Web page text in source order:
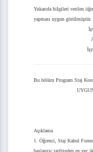
Teslim Tutanağı
Yukarıda bilgileri verilen
yapması uygun görülmüştür.
Bu bölüm Program Staj
Açıklama
1. Öğrenci, Staj Kabul
başlangıç tarihinden en geç